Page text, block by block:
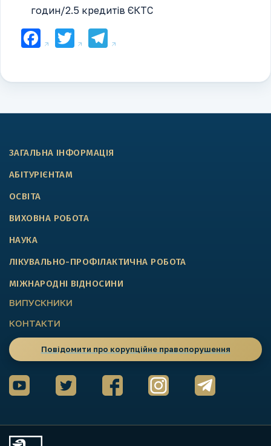
годин/2.5 кредитів ЄКТС
Facebook
TwitterTelegram
ЗАГАЛЬНА ІНФОРМАЦІЯ
АБІТУРІЄНТАМ
ОСВІТА
ВИХОВНА РОБОТА
НАУКА
ЛІКУВАЛЬНО-ПРОФІЛАКТИЧНА РОБОТА
МІЖНАРОДНІ ВІДНОСИНИ
ВИПУСКНИКИ
КОНТАКТИ
Повідомити про корупційне правопорушення